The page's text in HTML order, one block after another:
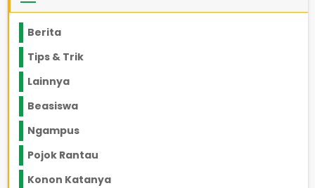
Berita
Tips & Trik
Lainnya
Beasiswa
Ngampus
Pojok Rantau
Konon Katanya